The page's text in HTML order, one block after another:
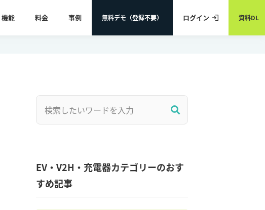
機能 料金 事例 無料デモ（登録不要） ログイン 資料DL
EV・V2H・充電器カテゴリーのおす
すめ記事